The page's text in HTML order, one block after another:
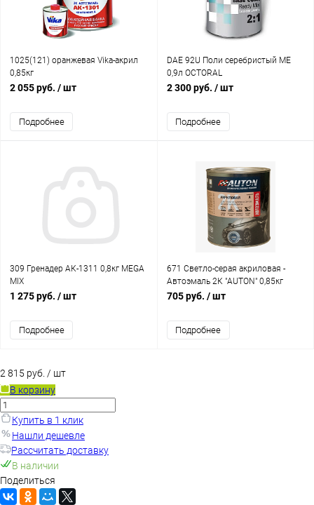
1025(121) оранжевая Vika-акрил
0,85кг
2 055 руб. / шт
Подробнее
DAE 92U Поли серебристый МЕ
0,9л OCTORAL
2 300 руб. / шт
Подробнее
309 Гренадер АК-1311 0,8кг MEGA
MIX
1 275 руб. / шт
Подробнее
671 Светло-серая акриловая -
Автоэмаль 2К "AUTON" 0,85кг
705 руб. / шт
Подробнее
2 815 руб. / шт
В корзину
Купить в 1 клик
Нашли дешевле
Рассчитать доставку
В наличии
Поделиться